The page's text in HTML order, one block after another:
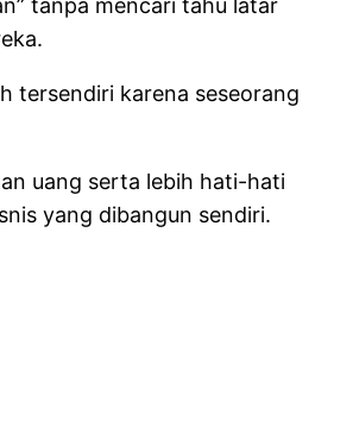
tanpa mencari tahu latar
tersendiri karena seseorang
uang serta lebih hati-hati
yang dibangun sendiri.